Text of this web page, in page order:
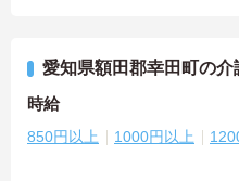
愛知県額田郡幸田町の
時給
850円以上 1000円以上